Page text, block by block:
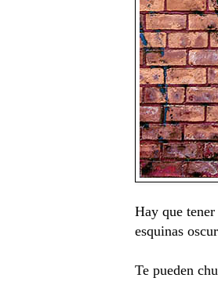
Hay que
esquinas
Te pueden